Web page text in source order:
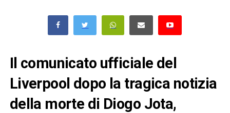
Il comunicato ufficiale del
Liverpool dopo la tragica notizia
della morte di Diogo Jota,